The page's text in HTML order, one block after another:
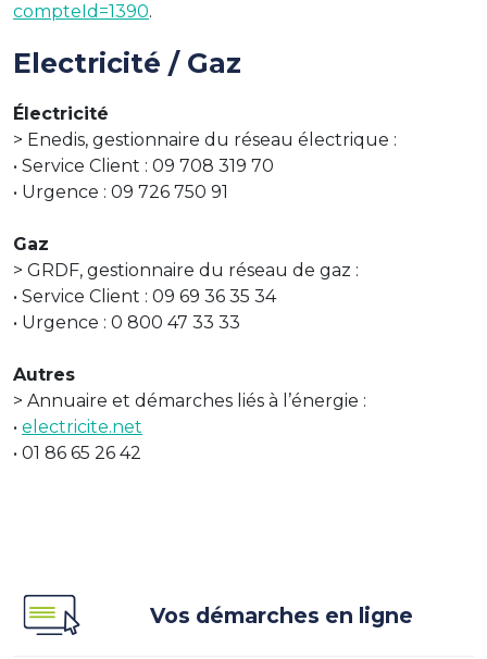
compteId=1390.
Electricité / Gaz
Électricité
> Enedis, gestionnaire du réseau électrique :
• Service Client : 09 708 319 70
• Urgence : 09 726 750 91
Gaz
> GRDF, gestionnaire du réseau de gaz :
• Service Client : 09 69 36 35 34
• Urgence : 0 800 47 33 33
Autres
> Annuaire et démarches liés à l’énergie :
• electricite.net
• 01 86 65 26 42
Vos démarches en ligne